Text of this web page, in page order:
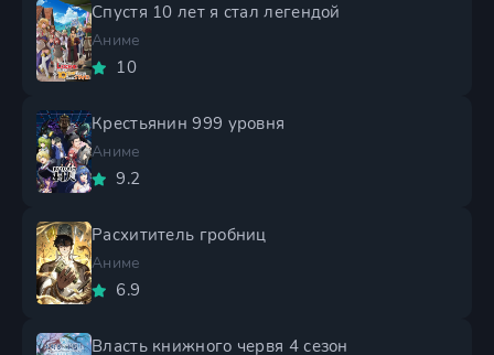
Спустя 10 лет я стал легендой
Аниме
10
Крестьянин 999 уровня
Аниме
9.2
Расхититель гробниц
Аниме
6.9
Власть книжного червя 4 сезон